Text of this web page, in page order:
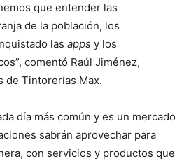
que entender las
de la población, los
las apps y los
comentó Raúl Jiménez,
de Tintorerías Max.
día más común y es un mercado
sabrán aprovechar para
con servicios y productos que